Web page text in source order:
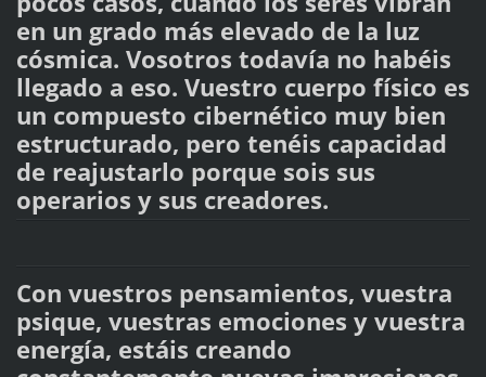
en un grado más elevado de la luz
cósmica. Vosotros todavía no habéis
llegado a eso. Vuestro cuerpo físico es
un compuesto cibernético muy bien
estructurado, pero tenéis capacidad
de reajustarlo porque sois sus
operarios y sus creadores.
Con vuestros pensamientos, vuestra
psique, vuestras emociones y vuestra
energía, estáis creando